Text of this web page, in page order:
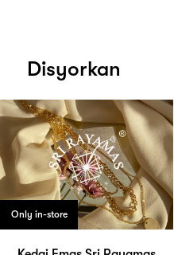
Disyorkan
Only in-store